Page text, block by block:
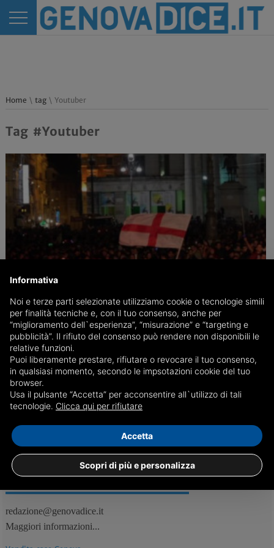
Home \ tag\ Youtuber
Tag #Youtuber
Il tri-Capodanno si conclude col botto e conta oltre
centomila presenze
In piazza De Ferrari e dintorni, erano in più di 35 mila a cantare
insieme a Giusy Ferreri, l’evento clou della serata
07/01 Genova, Curiosità
REDAZIONE
redazione@genovadice.it
Maggiori informazioni...
Feed RSS
Informativa
Noi e terze parti selezionate utilizziamo cookie o tecnologie simili
per finalità tecniche e, con il tuo consenso, anche per
“miglioramento dell`esperienza”, “misurazione” e “targeting e
pubblicità”. Il rifiuto del consenso può rendere non disponibili le
relative funzioni.
Puoi liberamente prestare, rifiutare o revocare il tuo consenso,
in qualsiasi momento, secondo le impsotazioni cookie del tuo
browser.
Usa il pulsante “Accetta” per acconsentire all`utilizzo di tali
tecnologie. Clicca qui per rifiutare
Scopri di più e personalizza
Accetta